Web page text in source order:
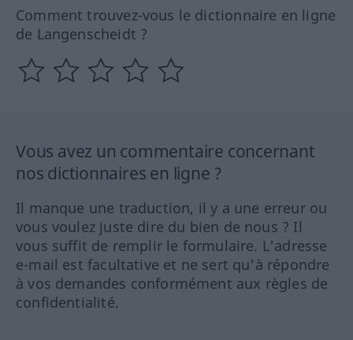
Comment trouvez-vous le dictionnaire en ligne
de Langenscheidt ?
Vous avez un commentaire concernant
nos dictionnaires en ligne ?
Il manque une traduction, il y a une erreur ou
vous voulez juste dire du bien de nous ? Il
vous suffit de remplir le formulaire. L'adresse
e-mail est facultative et ne sert qu'à répondre
à vos demandes conformément aux règles de
confidentialité.